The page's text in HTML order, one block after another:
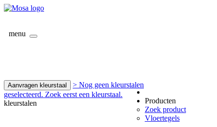
menu
Aanvragen kleurstaal
> Nog geen kleurstalen
geselecteerd. Zoek eerst een kleurstaal.
kleurstalen
Producten
Zoek product
Vloertegels